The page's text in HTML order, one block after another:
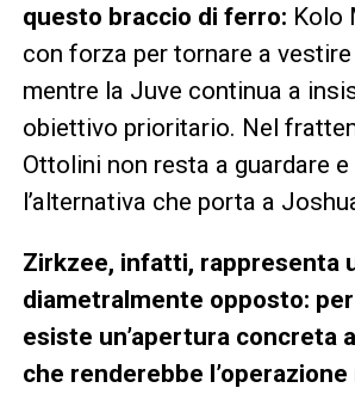
questo braccio di ferro: Kolo
con forza per tornare a
mentre la Juve continua a
obiettivo prioritario. Nel
Ottolini non resta a guardare
l’alternativa che porta a
Zirkzee, infatti, rappresenta
diametralmente opposto: per
esiste un’apertura concreta
che renderebbe